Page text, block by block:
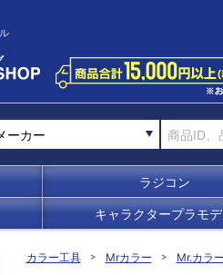
ーカー
ラジコン
キャラクタープラモ
カラー工具 Mrカラー Mr.カラ